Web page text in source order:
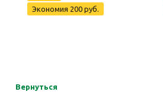
Экономия 200 руб.
Вернуться